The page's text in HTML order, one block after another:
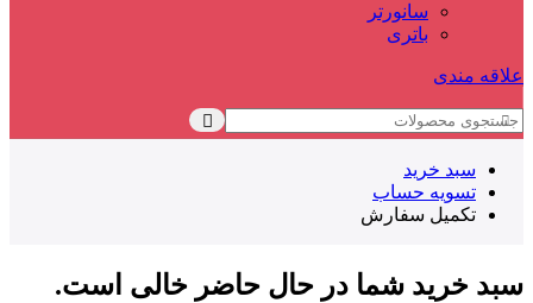
سانورتر
باتری
علاقه مندی
سبد خرید
تسویه حساب
تکمیل سفارش
سبد خرید شما در حال حاضر خالی است.